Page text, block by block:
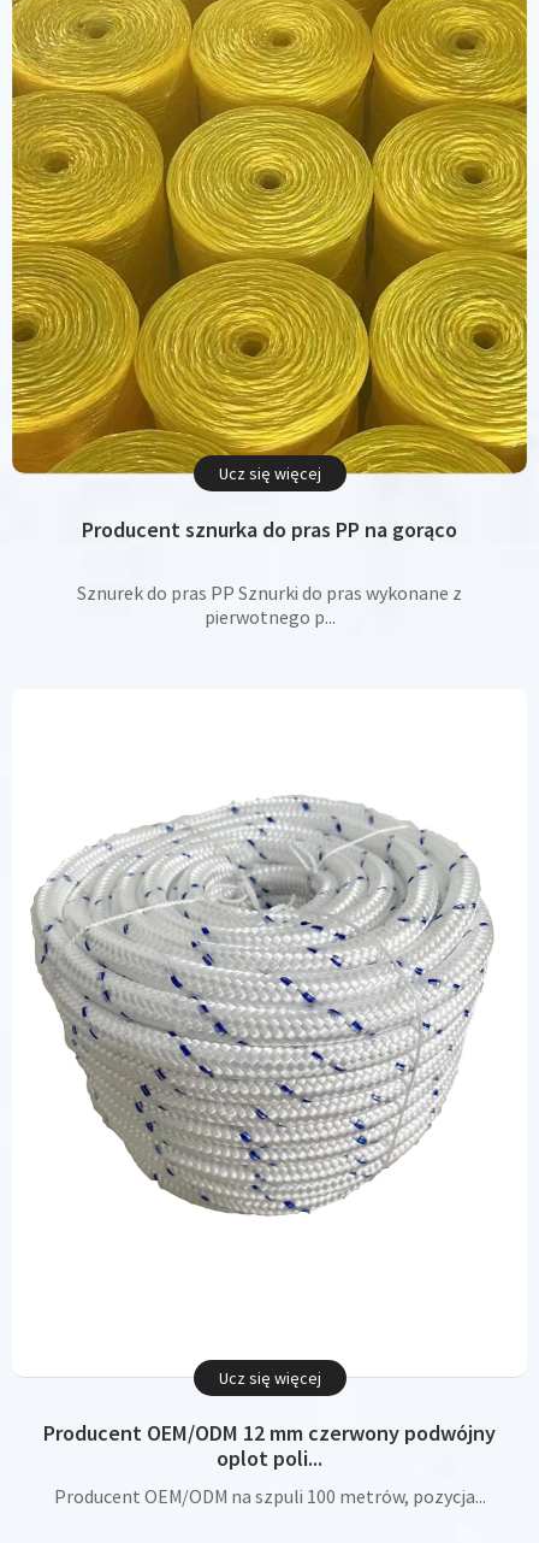
Producent sznurka do pras PP na gorąco
Sznurek do pras PP Sznurki do pras wykonane z
pierwotnego p...
Ucz się więcej
Producent OEM/ODM 12 mm czerwony podwójny
oplot poli...
Producent OEM/ODM na szpuli 100 metrów, pozycja...
Ucz się więcej